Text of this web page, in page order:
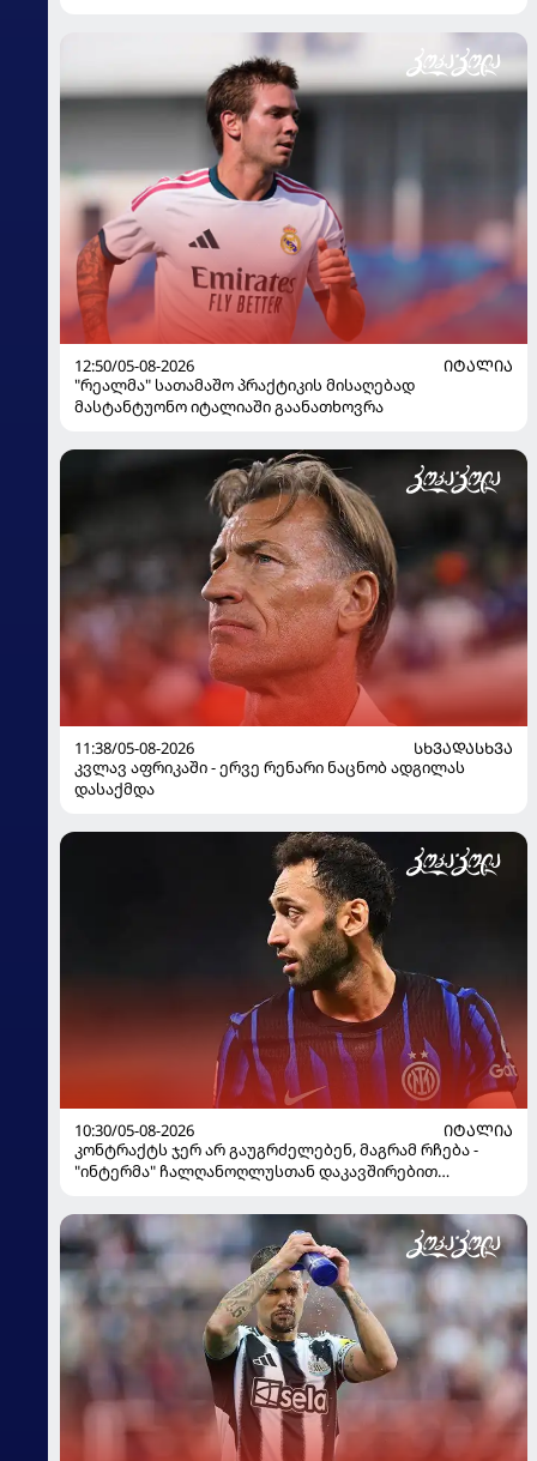
12:50/05-08-2026
ᲘᲢᲐᲚᲘᲐ
"რეალმა" სათამაშო პრაქტიკის მისაღებად
მასტანტუონო იტალიაში გაანათხოვრა
11:38/05-08-2026
ᲡᲮᲕᲐᲓᲐᲡᲮᲕᲐ
კვლავ აფრიკაში - ერვე რენარი ნაცნობ ადგილას
დასაქმდა
10:30/05-08-2026
ᲘᲢᲐᲚᲘᲐ
კონტრაქტს ჯერ არ გაუგრძელებენ, მაგრამ რჩება -
"ინტერმა" ჩალღანოღლუსთან დაკავშირებით